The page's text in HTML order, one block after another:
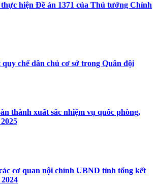
hiện Đề án 1371 của Thủ tướng Chính
chế dân chủ cơ sở trong Quân đội
thành xuất sắc nhiệm vụ quốc phòng,
cơ quan nội chính UBND tỉnh tổng kết